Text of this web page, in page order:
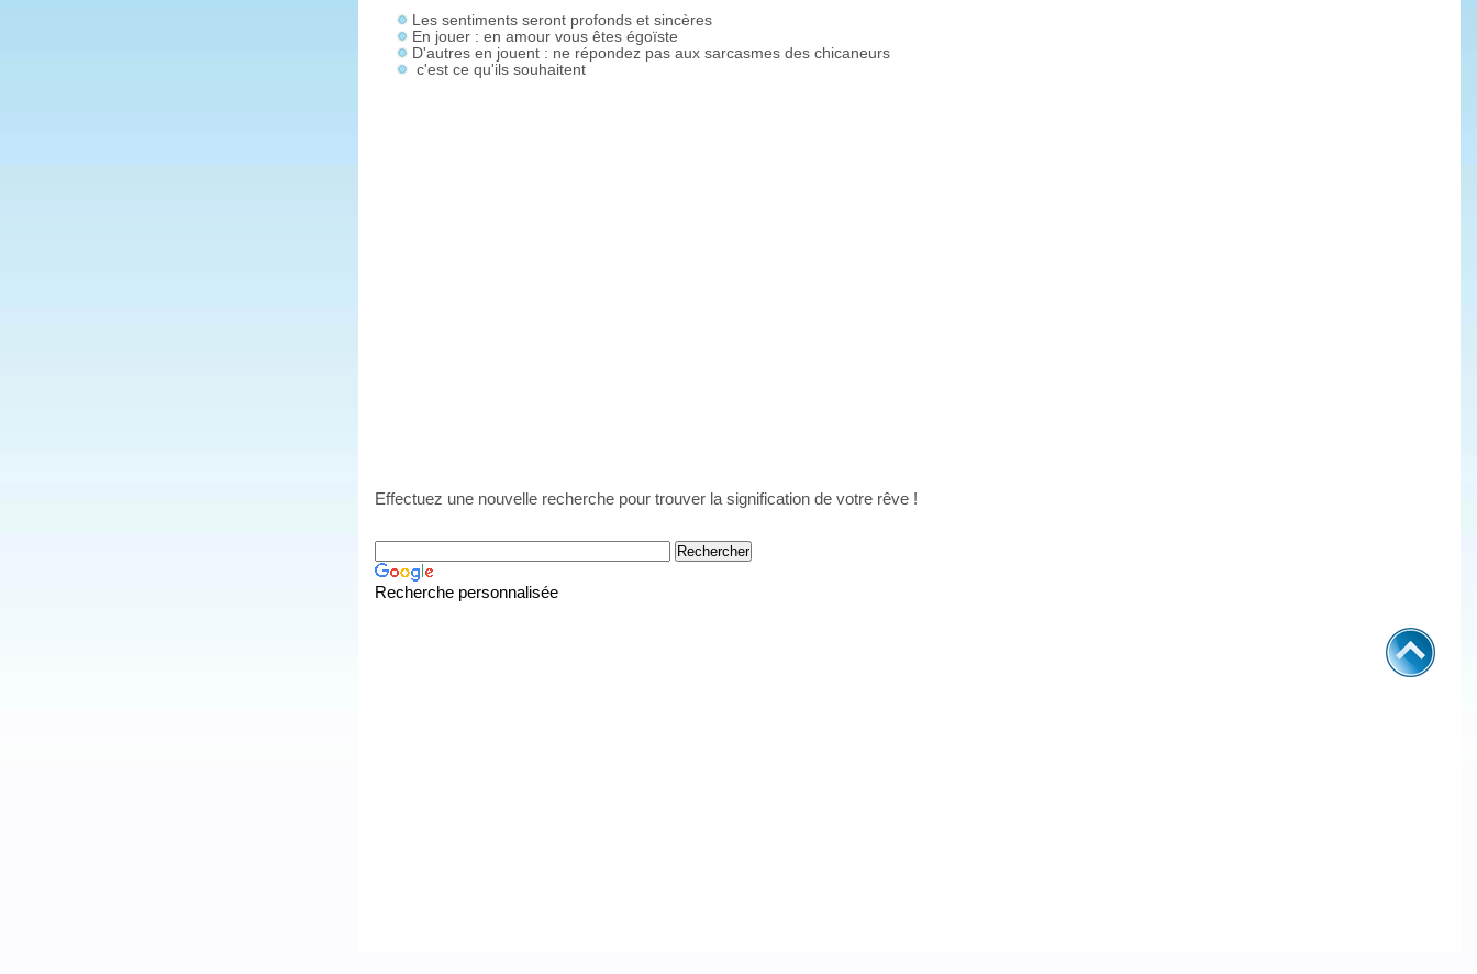
Les sentiments seront profonds et sincères
En jouer : en amour vous êtes égoïste
D'autres en jouent : ne répondez pas aux sarcasmes des chicaneurs
c'est ce qu'ils souhaitent
Effectuez une nouvelle recherche pour trouver la signification de votre rêve !
Recherche personnalisée